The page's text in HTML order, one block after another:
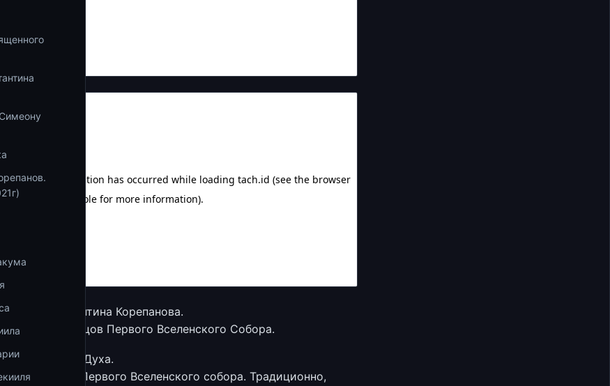
Константина Корепанова.
святых отцов Первого Вселенского Собора.
и Святого Духа.
отцов Первого Вселенского собора. Традиционно,